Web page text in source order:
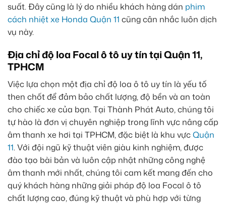
suất. Đây cũng là lý do nhiều khách hàng dán phim
cách nhiệt xe Honda Quận 11 cũng cân nhắc luôn dịch
vụ này.
Địa chỉ độ loa Focal ô tô uy tín tại Quận 11,
TPHCM
Việc lựa chọn một địa chỉ độ loa ô tô uy tín là yếu tố
then chốt để đảm bảo chất lượng, độ bền và an toàn
cho chiếc xe của bạn. Tại Thành Phát Auto, chúng tôi
tự hào là đơn vị chuyên nghiệp trong lĩnh vực nâng cấp
âm thanh xe hơi tại TPHCM, đặc biệt là khu vựcQuận
11. Với đội ngũ kỹ thuật viên giàu kinh nghiệm, được
đào tạo bài bản và luôn cập nhật những công nghệ
âm thanh mới nhất, chúng tôi cam kết mang đến cho
quý khách hàng những giải pháp độ loa Focal ô tô
chất lượng cao, đúng kỹ thuật và phù hợp với từng